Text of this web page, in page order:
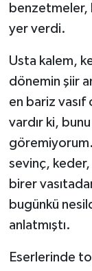
benzetmeler,
yer verdi.
Usta kalem,
dönemin şiir
en bariz
vardır ki,
göremiyorum.
sevinç,
birer
bugünkü
anlatmıştı.
Eserlerinde